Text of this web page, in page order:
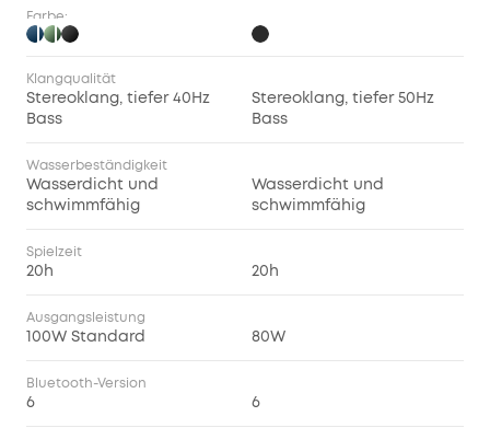
Sound.
Farbe:
Klangqualität
Stereoklang, tiefer 40Hz
Bass
Stereoklang, tiefer 50Hz
Bass
Wasserbeständigkeit
Wasserdicht und
schwimmfähig
Wasserdicht und
schwimmfähig
Spielzeit
20h 20h
Ausgangsleistung
100W Standard 80W
Bluetooth-Version
6 6